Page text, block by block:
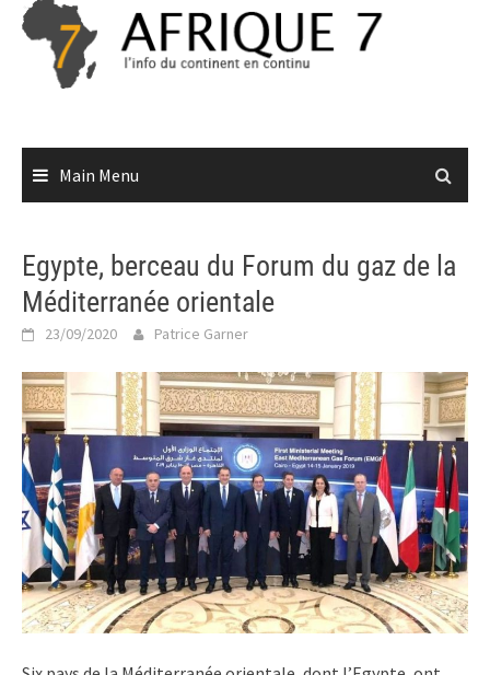
Skip
content
Main Menu
Egypte, berceau du Forum du gaz de la
Méditerranée orientale
23/09/2020 Patrice Garner